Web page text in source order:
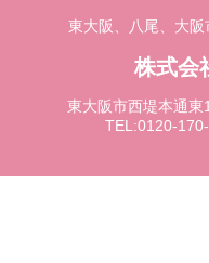
東大阪、八尾、大
株式会
東大阪市西堤本通
TEL:0120-